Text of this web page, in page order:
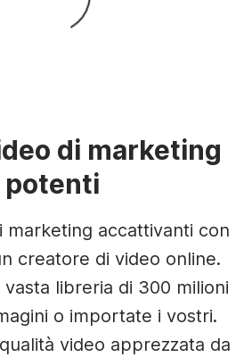
di marketing
potenti
marketing accattivanti con
creatore di video online.
libreria di 300 milioni
o importate i vostri.
video apprezzata da